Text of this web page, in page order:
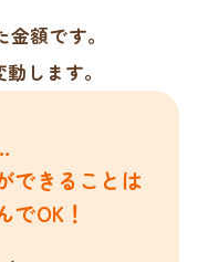
額です。
します。
できることは
でOK！